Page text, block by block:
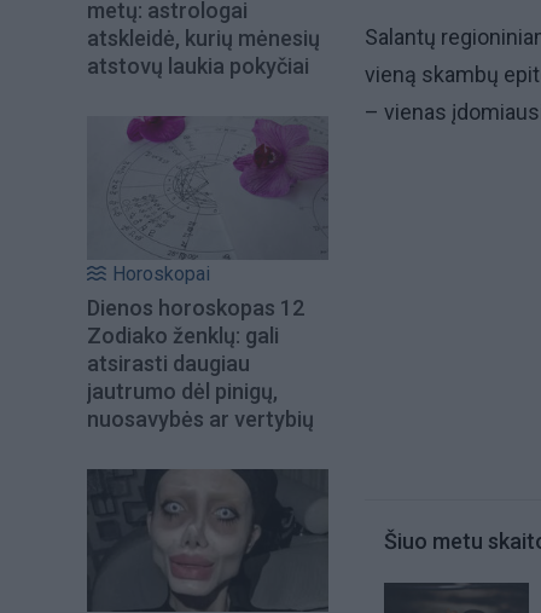
metų: astrologai
atskleidė, kurių mėnesių
atstovų laukia pokyčiai
Horoskopai
Dienos horoskopas 12
Zodiako ženklų: gali
atsirasti daugiau
jautrumo dėl pinigų,
nuosavybės ar vertybių
Salantų
vieną skambų
– vienas
Šiuo metu